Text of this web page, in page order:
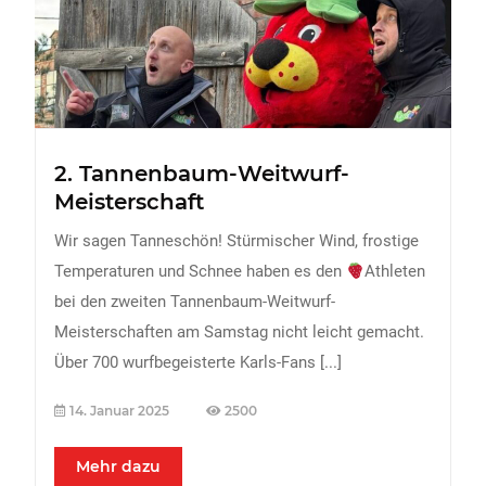
FREIZEIT
Veranstaltungen
Essen & Trinken
ERDBEEREN
2. Tannenbaum-Weitwurf-
Meisterschaft
Wir sagen Tanneschön! Stürmischer Wind, frostige
Temperaturen und Schnee haben es den
Athleten
bei den zweiten Tannenbaum-Weitwurf-
Meisterschaften am Samstag nicht leicht gemacht.
Über 700 wurfbegeisterte Karls-Fans [...]
14. Januar 2025 2500
Mehr dazu